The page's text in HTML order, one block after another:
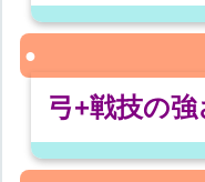
弓+戦技の